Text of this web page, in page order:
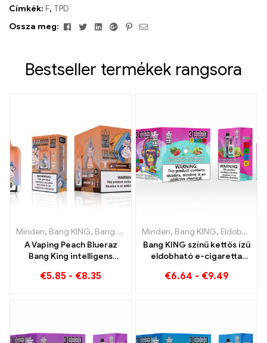
Címkék: F, TPD
Ossza meg:
FacebookTwitterLinkedinGoogle+Pinterest
Email
Bestseller termékek rangsora
Minden, Bang KING, Bang King Smart Screen 15000 Pöfékel ,
A Vaping Peach Blueraz
Bang King intelligens
Pöfékel
€5.85 - €8.35
Minden, Bang KING, Eldobható e-cigaretta Litvánia
Bang KING színű kettős ízű
eldobható e-cigaretta
ízekkel az eper
€6.64 - €9.49